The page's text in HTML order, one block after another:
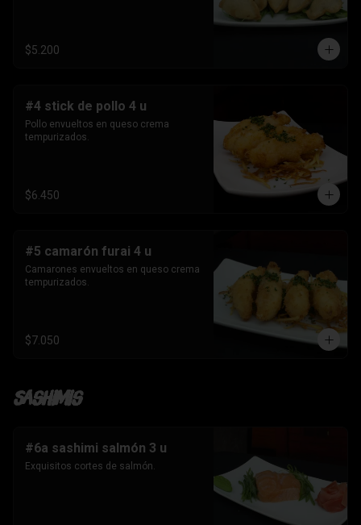
$5.200
#4 stick de pollo 4 u
Pollo envueltos en queso crema
tempurizados.
$6.450
#5 camarón furai 4 u
Camarones envueltos en queso crema
tempurizados.
$7.050
Sashimis
#6a sashimi salmón 3 u
Exquisitos cortes de salmón.